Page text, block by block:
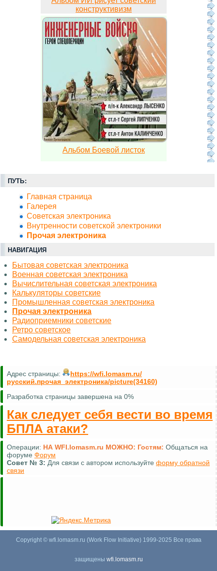
конструктивизм
Альбом Боевой листок
ПУТЬ:
Главная страница
Галерея
Советская электроника
Внутренности советской электроники
Прочая электроника
НАВИГАЦИЯ
Бытовая советская электроника
Военная советская электроника
Вычислительная советская электроника
Калькуляторы советские
Промышленная советская электроника
Прочая электроника
Радиоприемники советские
Ретро советское
Самодельная советская электроника
Адрес страницы:
https://wfi.lomasm.ru/
русский.прочая_электроника/picture(34160)
Разработка страницы завершена на 0%
Как следует себя вести во время
БПЛА атаки?
Операции: НА WFI.lomasm.ru МОЖНО: Гостям: Общаться на
форуме Форум
Совет № 3: Для связи с автором используйте форму обратной
связи
Copyright © wfi.lomasm.ru (Work Flow Initiative) 1999-2025 Все права
защищены wfi.lomasm.ru